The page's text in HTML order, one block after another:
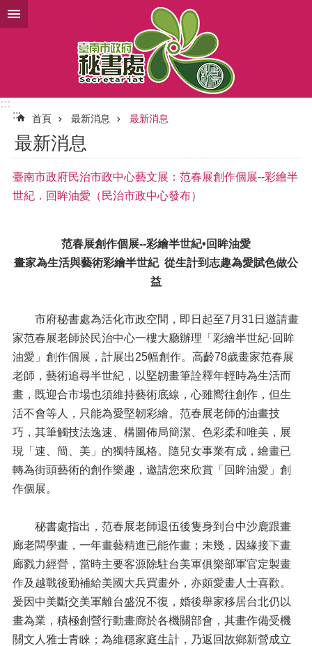
跳到主要內容區塊
:::
:::
首頁 最新消息 最新消息
最新消息
臺南市政府民治市政中心藝文展：范春展創作個展--彩繪半
世紀．回眸油愛（民治市政中心發布）
范春展創作個展--彩繪半世紀•回眸油愛
畫家為生活與藝術彩繪半世紀 從生計到志趣為愛賦色做公
益
市府秘書處為活化市政空間，即日起至7月31日邀請畫
家范春展老師於民治中心一樓大廳辦理「彩繪半世紀·回眸
油愛」創作個展，計展出25幅創作。高齡78歲畫家范春展
老師，藝術追尋半世紀，以堅韌畫筆詮釋年輕時為生活而
畫，既迎合市場也須維持藝術底線，心雖嚮往創作，但生
活不會等人，只能為愛堅韌彩繪。范春展老師的油畫技
巧，其筆觸技法逸速、構圖佈局簡潔、色彩柔和唯美，展
現「速、簡、美」的獨特風格。隨兒女事業有成，繪畫已
轉為街頭藝術的創作樂趣，邀請您來欣賞「回眸油愛」創
作個展。
秘書處指出，范春展老師退伍後隻身到台中沙鹿跟畫
廊老闆學畫，一年畫藝精進已能作畫；未幾，因緣接下畫
廊戮力經營，當時主要客源除駐台美軍俱樂部軍官定製畫
作及越戰後勤補給美國大兵買畫外，亦頗愛畫人士喜歡。
爰因中美斷交美軍離台盛況不復，婚後舉家移居台北仍以
畫為業，積極創營行動畫廊於各機關部會，其畫作備受機
關文人雅士青睞；為維穩家庭生計，乃返回故鄉新營成立